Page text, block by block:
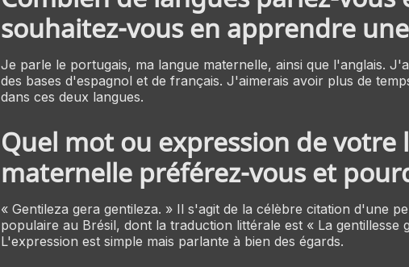
souhaitez-vous en apprendre
Je parle le portugais, ma langue maternelle, ainsi que l'anglais.
des bases d'espagnol et de français. J'aimerais avoir plus de
dans ces deux langues.
Quel mot ou expression de votre
maternelle préférez-vous et
« Gentileza gera gentileza. » Il s'agit de la célèbre citation d'une
populaire au Brésil, dont la traduction littérale est « La gentillesse
L'expression est simple mais parlante à bien des égards.